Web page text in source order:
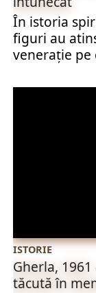
În istoria
figuri au
venerație pe
ISTORIE
Gherla,
tăcută în